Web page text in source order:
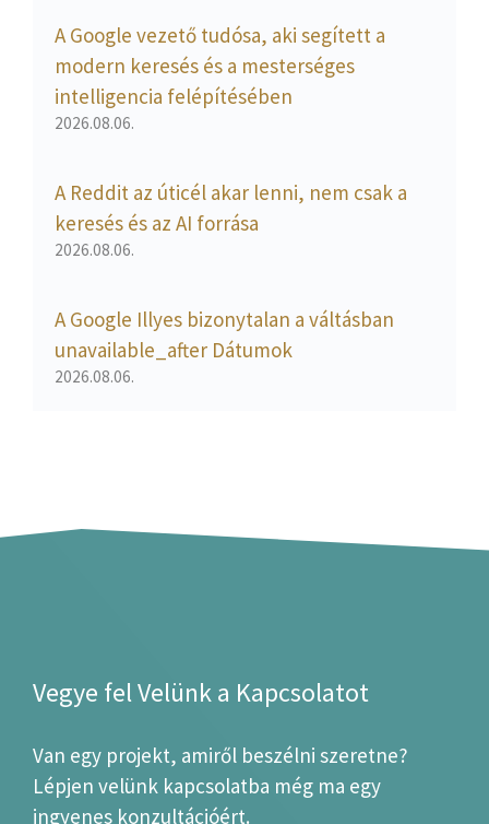
A Google vezető tudósa, aki segített a
modern keresés és a mesterséges
intelligencia felépítésében
2026.08.06.
A Reddit az úticél akar lenni, nem csak a
keresés és az AI forrása
2026.08.06.
A Google Illyes bizonytalan a váltásban
unavailable_after Dátumok
2026.08.06.
Vegye fel Velünk a Kapcsolatot
Van egy projekt, amiről beszélni szeretne?
Lépjen velünk kapcsolatba még ma egy
ingyenes konzultációért.